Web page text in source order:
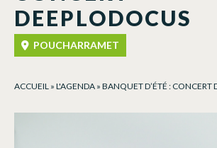
DEEPLODOCUS
POUCHARRAMET
ACCUEIL » L'AGENDA » BANQUET D’ÉTÉ : CONCERT